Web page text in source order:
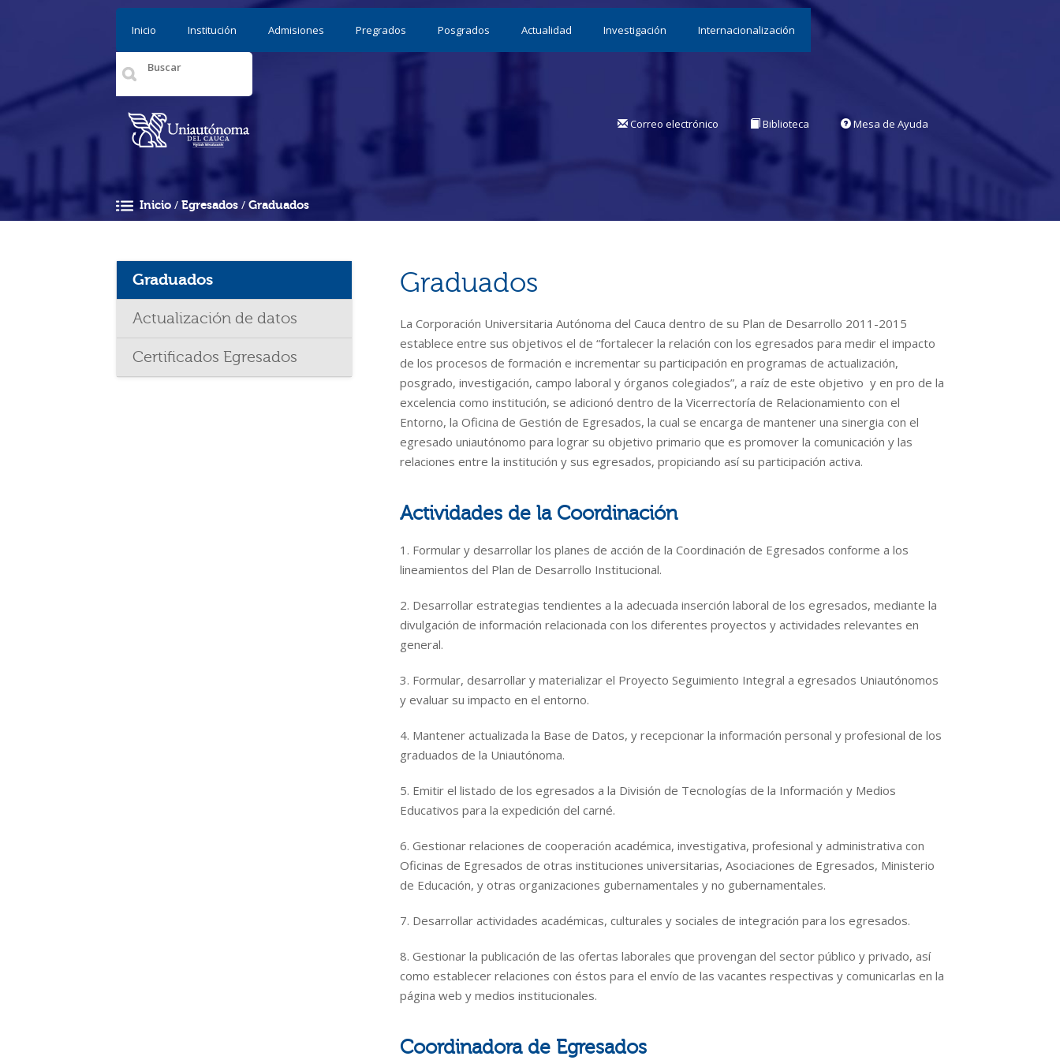
Pasar al contenido principal
Inicio Institución Admisiones Pregrados Posgrados Actualidad Investigación Internacionalización
Correo electrónico Biblioteca Mesa de Ayuda
Usted está aquí
Inicio / Egresados / Graduados
Graduados
Actualización de datos
Certificados Egresados
Graduados
La Corporación Universitaria Autónoma del Cauca dentro de su Plan de Desarrollo 2011-2015
establece entre sus objetivos el de “fortalecer la relación con los egresados para medir el impacto
de los procesos de formación e incrementar su participación en programas de actualización,
posgrado, investigación, campo laboral y órganos colegiados”, a raíz de este objetivo y en pro de la
excelencia como institución, se adicionó dentro de la Vicerrectoría de Relacionamiento con el
Entorno, la Oficina de Gestión de Egresados, la cual se encarga de mantener una sinergia con el
egresado uniautónomo para lograr su objetivo primario que es promover la comunicación y las
relaciones entre la institución y sus egresados, propiciando así su participación activa.
Actividades de la Coordinación
1. Formular y desarrollar los planes de acción de la Coordinación de Egresados conforme a los
lineamientos del Plan de Desarrollo Institucional.
2. Desarrollar estrategias tendientes a la adecuada inserción laboral de los egresados, mediante la
divulgación de información relacionada con los diferentes proyectos y actividades relevantes en
general.
3. Formular, desarrollar y materializar el Proyecto Seguimiento Integral a egresados Uniautónomos
y evaluar su impacto en el entorno.
4. Mantener actualizada la Base de Datos, y recepcionar la información personal y profesional de los
graduados de la Uniautónoma.
5. Emitir el listado de los egresados a la División de Tecnologías de la Información y Medios
Educativos para la expedición del carné.
6. Gestionar relaciones de cooperación académica, investigativa, profesional y administrativa con
Oficinas de Egresados de otras instituciones universitarias, Asociaciones de Egresados, Ministerio
de Educación, y otras organizaciones gubernamentales y no gubernamentales.
7. Desarrollar actividades académicas, culturales y sociales de integración para los egresados.
8. Gestionar la publicación de las ofertas laborales que provengan del sector público y privado, así
como establecer relaciones con éstos para el envío de las vacantes respectivas y comunicarlas en la
página web y medios institucionales.
Coordinadora de Egresados